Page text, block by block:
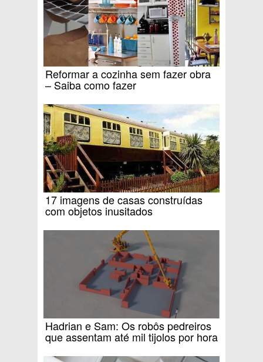
Reformar a cozinha sem fazer obra
– Saiba como fazer
17 imagens de casas construídas
com objetos inusitados
Hadrian e Sam: Os robôs pedreiros
que assentam até mil tijolos por hora